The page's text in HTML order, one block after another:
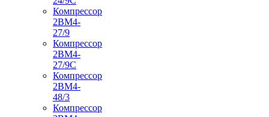
Компрессор
2ВМ4-
27/9
Компрессор
2ВМ4-
27/9С
Компрессор
2ВМ4-
48/3
Компрессор